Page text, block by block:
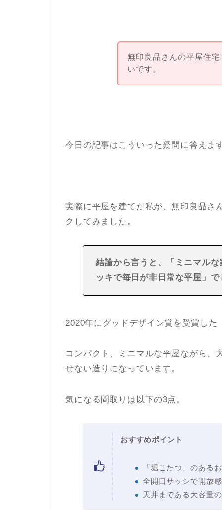
無印良品さんの平屋住
いです。
今日の記事はこういった疑問に答えま
実際に平屋を建てた私が、無印良品さ
クしてみました。
結論から言うと、「ミニマル
ッキで毎日が非日常な平屋 」
2020年にグッドデザイン賞を受賞した
コンパクト、ミニマルな平屋ながら、
せない造りになっています。
気になる間取りは以下の3点。
おすすめポイント
「堀こたつ」のある
全開口サッシで開放
天井まである大容量